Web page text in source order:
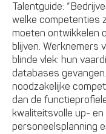
Talentguide:
welke competenties
moeten ontwikkelen
blijven. Werknemers
blinde vlek: hun
databases
noodzakelijke
dan de
kwaliteitsvolle up-
personeelsplanning